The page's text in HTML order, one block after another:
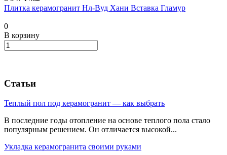
Плитка керамогранит Нл-Вуд Хани Вставка Гламур
0
В корзину
Статьи
Теплый пол под керамогранит — как выбрать
В последние годы отопление на основе теплого пола стало
популярным решением. Он отличается высокой...
Укладка керамогранита своими руками